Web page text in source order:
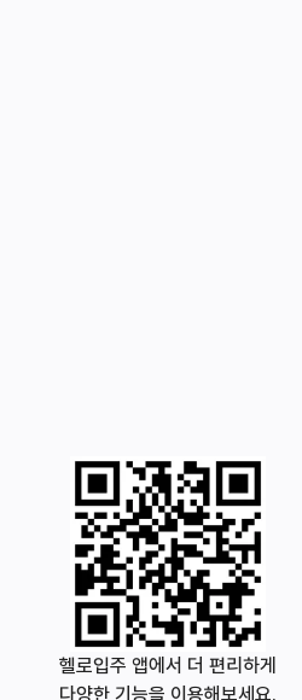
헬로입주 앱에서 더 편리하게
다양한 기능을 이용해보세요.